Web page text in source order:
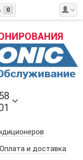
0
Оплата и доставка